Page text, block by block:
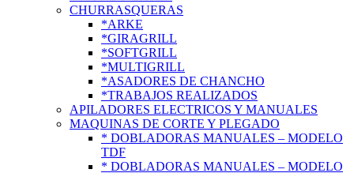
CHURRASQUERAS
*ARKE
*GIRAGRILL
*SOFTGRILL
*MULTIGRILL
*ASADORES DE CHANCHO
*TRABAJOS REALIZADOS
APILADORES ELECTRICOS Y MANUALES
MAQUINAS DE CORTE Y PLEGADO
* DOBLADORAS MANUALES – MODELO
TDF
* DOBLADORAS MANUALES – MODELO